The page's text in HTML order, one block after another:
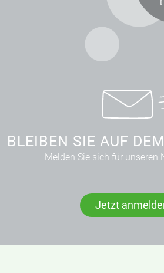
BLEIBEN SIE AUF
Melden Sie sich für unseren
Jetzt